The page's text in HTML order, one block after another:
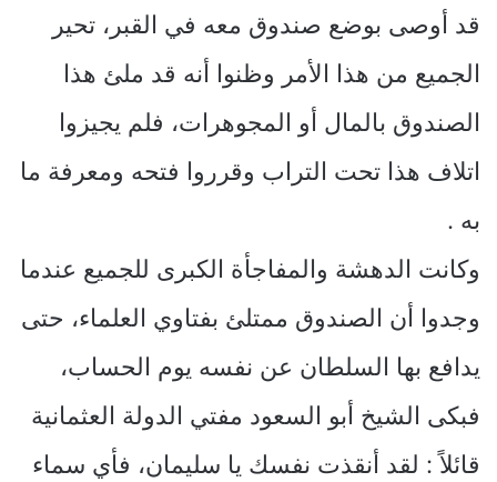
قد أوصى بوضع صندوق معه في القبر، تحير
الجميع من هذا الأمر وظنوا أنه قد ملئ هذا
الصندوق بالمال أو المجوهرات، فلم يجيزوا
اتلاف هذا تحت التراب وقرروا فتحه ومعرفة ما
به .
وكانت الدهشة والمفاجأة الكبرى للجميع عندما
وجدوا أن الصندوق ممتلئ بفتاوي العلماء، حتى
يدافع بها السلطان عن نفسه يوم الحساب،
فبكى الشيخ أبو السعود مفتي الدولة العثمانية
قائلاً : لقد أنقذت نفسك يا سليمان، فأي سماء